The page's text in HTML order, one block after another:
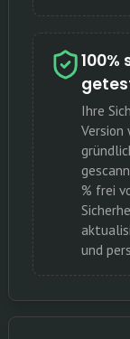
Ihre
% frei
und